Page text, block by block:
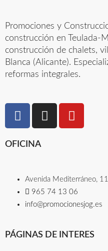
Promociones y
construcción en Teulada-
construcción de chalets,
Blanca (Alicante).
reformas integrales.
OFICINA
Avenida Mediterráneo,
965 74 13 06​
info@promocionesjog.es
PÁGINAS DE INTERES